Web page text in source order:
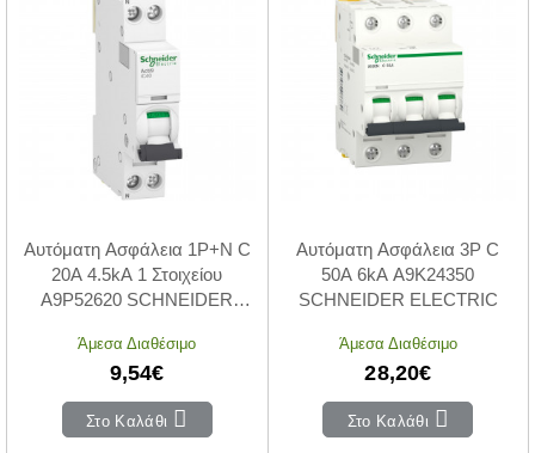
Αυτόματη Ασφάλεια 1P+N C
20A 4.5kA 1 Στοιχείου
A9P52620 SCHNEIDER
Άμεσα Διαθέσιμο
9,54€
Στο Καλάθι
Αυτόματη Ασφάλεια 3P C
50A 6kA A9K24350
SCHNEIDER ELECTRIC
Άμεσα Διαθέσιμο
28,20€
Στο Καλάθι